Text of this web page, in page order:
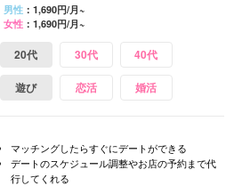
男性：1,690円/月~
女性：1,690円/月~
20代 30代 40代
遊び 恋活 婚活
マッチングしたらすぐにデートができる
デートのスケジュール調整やお店の予約まで代
行してくれる